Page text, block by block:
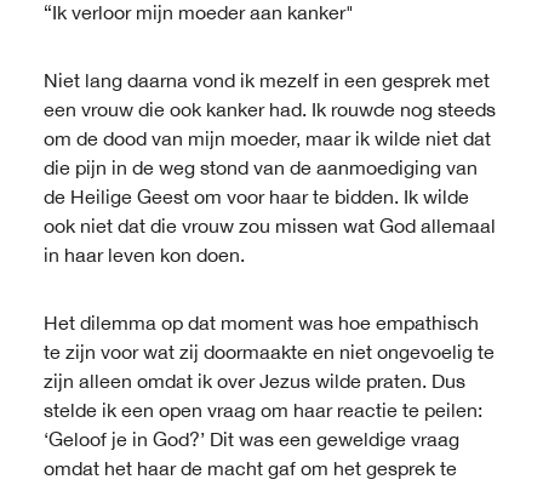
“Ik verloor mijn moeder aan kanker"
Niet lang daarna vond ik mezelf in een gesprek met
een vrouw die ook kanker had. Ik rouwde nog steeds
om de dood van mijn moeder, maar ik wilde niet dat
die pijn in de weg stond van de aanmoediging van
de Heilige Geest om voor haar te bidden. Ik wilde
ook niet dat die vrouw zou missen wat God allemaal
in haar leven kon doen.
Het dilemma op dat moment was hoe empathisch
te zijn voor wat zij doormaakte en niet ongevoelig te
zijn alleen omdat ik over Jezus wilde praten. Dus
stelde ik een open vraag om haar reactie te peilen:
‘Geloof je in God?’ Dit was een geweldige vraag
omdat het haar de macht gaf om het gesprek te